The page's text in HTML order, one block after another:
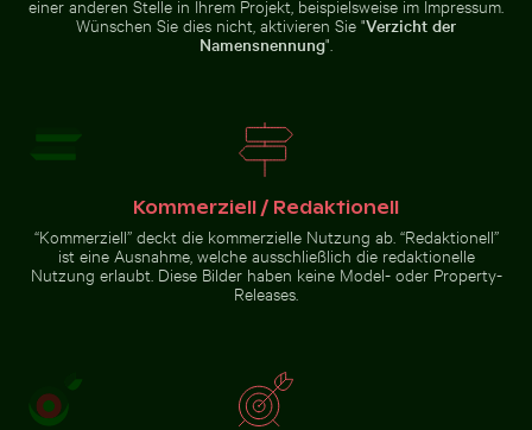
Sandstrand mit Meerblick
Zur Stock-Kollektion
einer anderen Stelle in Ihrem Projekt, beispielsweise im Impressum.
Wünschen Sie dies nicht, aktivieren Sie "Verzicht der
Namensnennung".
Kommerziell / Redaktionell
“Kommerziell” deckt die kommerzielle Nutzung ab. “Redaktionell”
ist eine Ausnahme, welche ausschließlich die redaktionelle
Nutzung erlaubt. Diese Bilder haben keine Model- oder Property-
Releases.